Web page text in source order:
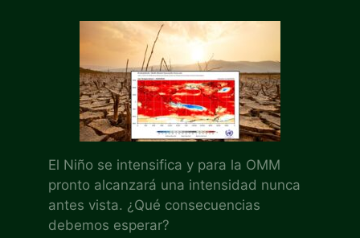
El Niño se intensifica y para la OMM
pronto alcanzará una intensidad nunca
antes vista. ¿Qué consecuencias
debemos esperar?